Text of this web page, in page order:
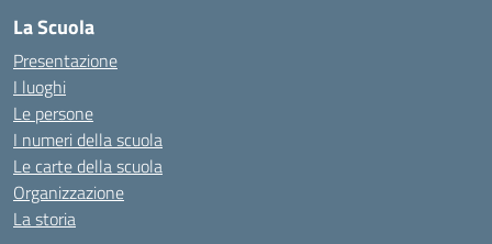
La Scuola
Presentazione
I luoghi
Le persone
I numeri della scuola
Le carte della scuola
Organizzazione
La storia